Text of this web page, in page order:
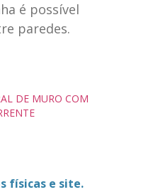
é possível
paredes.
DE MURO COM
físicas e site.